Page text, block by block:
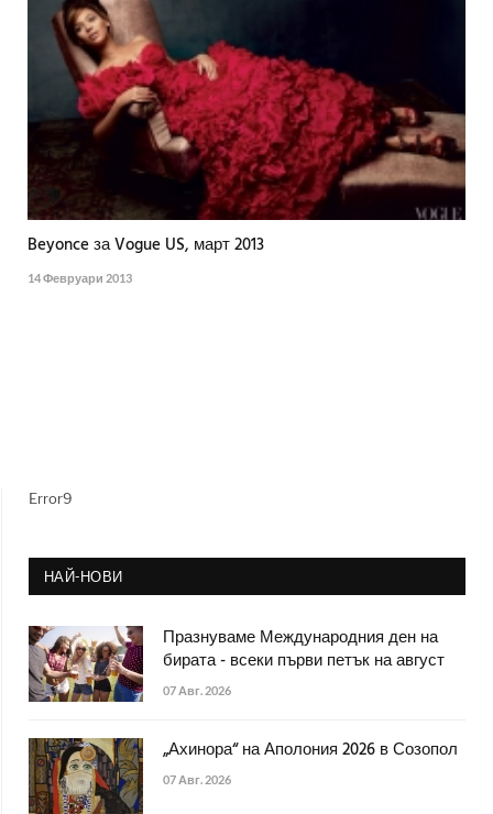
Beyonce за Vogue US, март 2013
14 Февруари 2013
Error9
НАЙ-НОВИ
Празнуваме Международния ден на
бирата - всеки първи петък на август
07 Авг. 2026
„Ахинора“ на Аполония 2026 в Созопол
07 Авг. 2026